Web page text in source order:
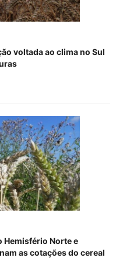
voltada ao clima no Sul
Hemisfério Norte e
as cotações do cereal